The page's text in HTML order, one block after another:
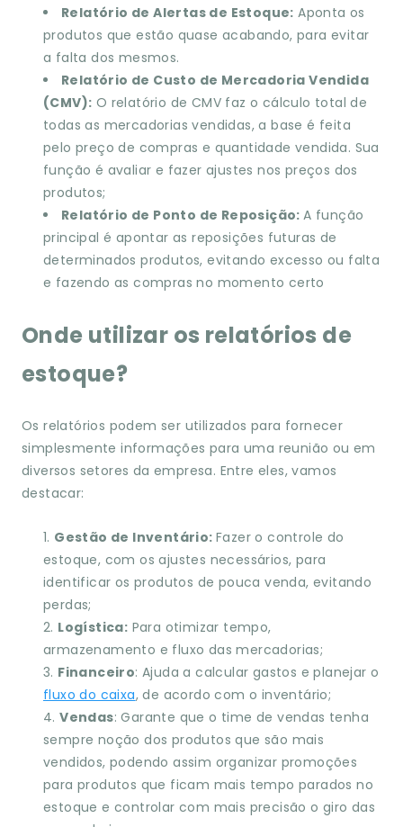
Relatório de Alertas de Estoque: Aponta os
produtos que estão quase acabando, para evitar
a falta dos mesmos.
Relatório de Custo de Mercadoria Vendida
(CMV): O relatório de CMV faz o cálculo total de
todas as mercadorias vendidas, a base é feita
pelo preço de compras e quantidade vendida. Sua
função é avaliar e fazer ajustes nos preços dos
produtos;
Relatório de Ponto de Reposição:A função
principal é apontar as reposições futuras de
determinados produtos, evitando excesso ou falta
e fazendo as compras no momento certo
Onde utilizar os relatórios de
estoque?
Os relatórios podem ser utilizados para fornecer
simplesmente informações para uma reunião ou em
diversos setores da empresa. Entre eles, vamos
destacar:
Gestão de Inventário:Fazer o controle do
estoque, com os ajustes necessários, para
identificar os produtos de pouca venda, evitando
perdas;
Logística: Para otimizar tempo,
armazenamento e fluxo das mercadorias;
Financeiro: Ajuda a calcular gastos e planejar o
fluxo do caixa, de acordo com o inventário;
Vendas: Garante que o time de vendas tenha
sempre noção dos produtos que são mais
vendidos, podendo assim organizar promoções
para produtos que ficam mais tempo parados no
estoque e controlar com mais precisão o giro das